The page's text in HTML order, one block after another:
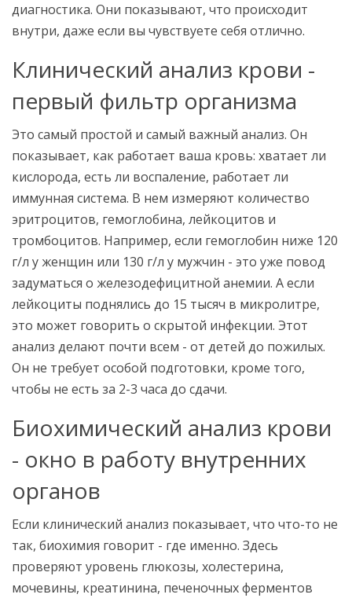
диагностика. Они показывают, что происходит
внутри, даже если вы чувствуете себя отлично.
Клинический анализ крови -
первый фильтр организма
Это самый простой и самый важный анализ. Он
показывает, как работает ваша кровь: хватает ли
кислорода, есть ли воспаление, работает ли
иммунная система. В нем измеряют количество
эритроцитов, гемоглобина, лейкоцитов и
тромбоцитов. Например, если гемоглобин ниже 120
г/л у женщин или 130 г/л у мужчин - это уже повод
задуматься о железодефицитной анемии. А если
лейкоциты поднялись до 15 тысяч в микролитре,
это может говорить о скрытой инфекции. Этот
анализ делают почти всем - от детей до пожилых.
Он не требует особой подготовки, кроме того,
чтобы не есть за 2-3 часа до сдачи.
Биохимический анализ крови
- окно в работу внутренних
органов
Если клинический анализ показывает, что что-то не
так, биохимия говорит - где именно. Здесь
проверяют уровень глюкозы, холестерина,
мочевины, креатинина, печеночных ферментов